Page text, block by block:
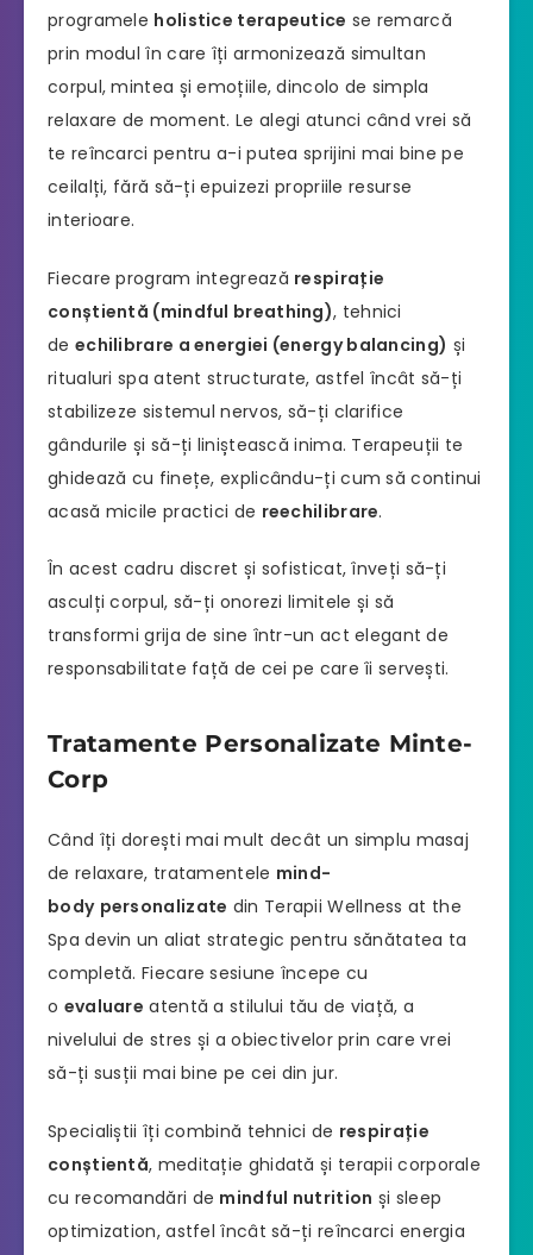
programele holistice terapeutice se remarcă
prin modul în care îți armonizează simultan
corpul, mintea și emoțiile, dincolo de simpla
relaxare de moment. Le alegi atunci când vrei să
te reîncarci pentru a-i putea sprijini mai bine pe
ceilalți, fără să-ți epuizezi propriile resurse
interioare.
Fiecare program integrează respirație
conștientă (mindful breathing), tehnici
de echilibrare a energiei (energy balancing) și
ritualuri spa atent structurate, astfel încât să-ți
stabilizeze sistemul nervos, să-ți clarifice
gândurile și să-ți liniștească inima. Terapeuții te
ghidează cu finețe, explicându-ți cum să continui
acasă micile practici de reechilibrare.
În acest cadru discret și sofisticat, înveți să-ți
asculți corpul, să-ți onorezi limitele și să
transformi grija de sine într-un act elegant de
responsabilitate față de cei pe care îi servești.
Tratamente Personalizate Minte-
Corp
Când îți dorești mai mult decât un simplu masaj
de relaxare, tratamentele mind-
body personalizate din Terapii Wellness at the
Spa devin un aliat strategic pentru sănătatea ta
completă. Fiecare sesiune începe cu
o evaluare atentă a stilului tău de viață, a
nivelului de stres și a obiectivelor prin care vrei
să-ți susții mai bine pe cei din jur.
Specialiștii îți combină tehnici de respirație
conștientă, meditație ghidată și terapii corporale
cu recomandări de mindful nutrition și sleep
optimization, astfel încât să-ți reîncarci energia